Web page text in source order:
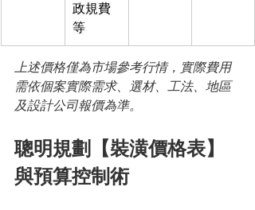
政規費
等
上述價格僅為市場參考行情，實際費用
需依個案實際需求、選材、工法、地區
及設計公司報價為準。
聰明規劃【裝潢價格表】
與預算控制術